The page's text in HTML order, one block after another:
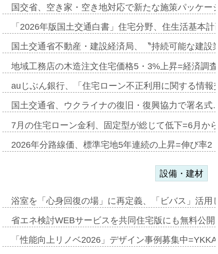
国交省、空き家・空き地対応で新たな施策パッケ
「2026年版国土交通白書」住宅分野、住生活基本
国土交通省不動産・建設経済局、〝持続可能な建
地域工務店の木造注文住宅価格5・3%上昇=経済調
auじぶん銀行、「住宅ローン不正利用に関する情
国土交通省、ウクライナの復旧・復興協力で署名
7月の住宅ローン金利、固定型が総じて低下=6月か
2026年分路線価、標準宅地5年連続の上昇=伸び率
設備・建材
浴室を「心身回復の場」に再定義、「ビバス」活
省エネ検討WEBサービスを共同住宅版にも無料公
「性能向上リノベ2026」デザイン事例募集中